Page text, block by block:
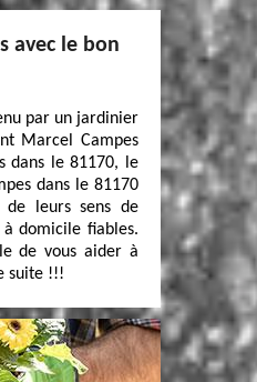
avec le bon
par un jardinier
Marcel Campes
dans le 81170, le
dans le 81170
de leurs sens de
domicile fiables.
de vous aider à
suite !!!